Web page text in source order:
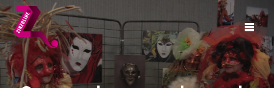
to
content